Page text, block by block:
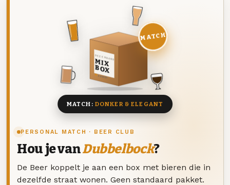
PERSONAL MATCH · BEER CLUB
Hou je vanDubbelbock?
De Beer koppelt je aan een box met bieren die in
dezelfde straat wonen. Geen standaard pakket.
DEZE MAAND
MIX
BOX
8 BIEREN
MATCH
MATCH: DONKER & ELEGANT